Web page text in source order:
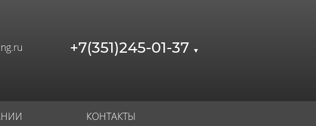
+7(351)245-01-37 ▼
КОНТАКТЫ